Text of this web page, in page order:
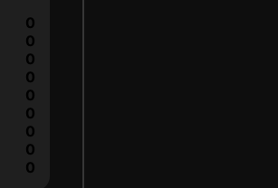
0
0
0
0
0
0
0
0
0